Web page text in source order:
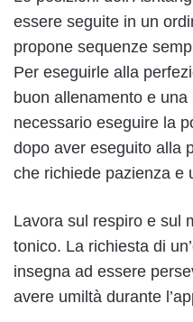
essere seguite in un
propone sequenze
Per eseguirle alla
buon allenamento e
necessario eseguire la
dopo aver eseguito alla
che richiede pazienza e
Lavora sul respiro e sul
tonico. La richiesta di
insegna ad essere
avere umiltà durante